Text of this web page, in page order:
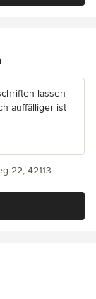
lassen
auffälliger ist
22, 42113